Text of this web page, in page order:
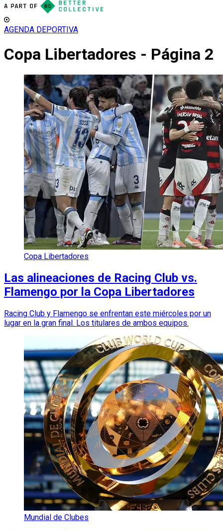
AGENDA DEPORTIVA
Copa Libertadores - Página 2
Copa Libertadores
Las alineaciones de Racing Club vs.
Flamengo por la Copa Libertadores
Racing Club y Flamengo se enfrentan este miércoles por un
lugar en la gran final. Los titulares de ambos equipos.
Mundial de Clubes